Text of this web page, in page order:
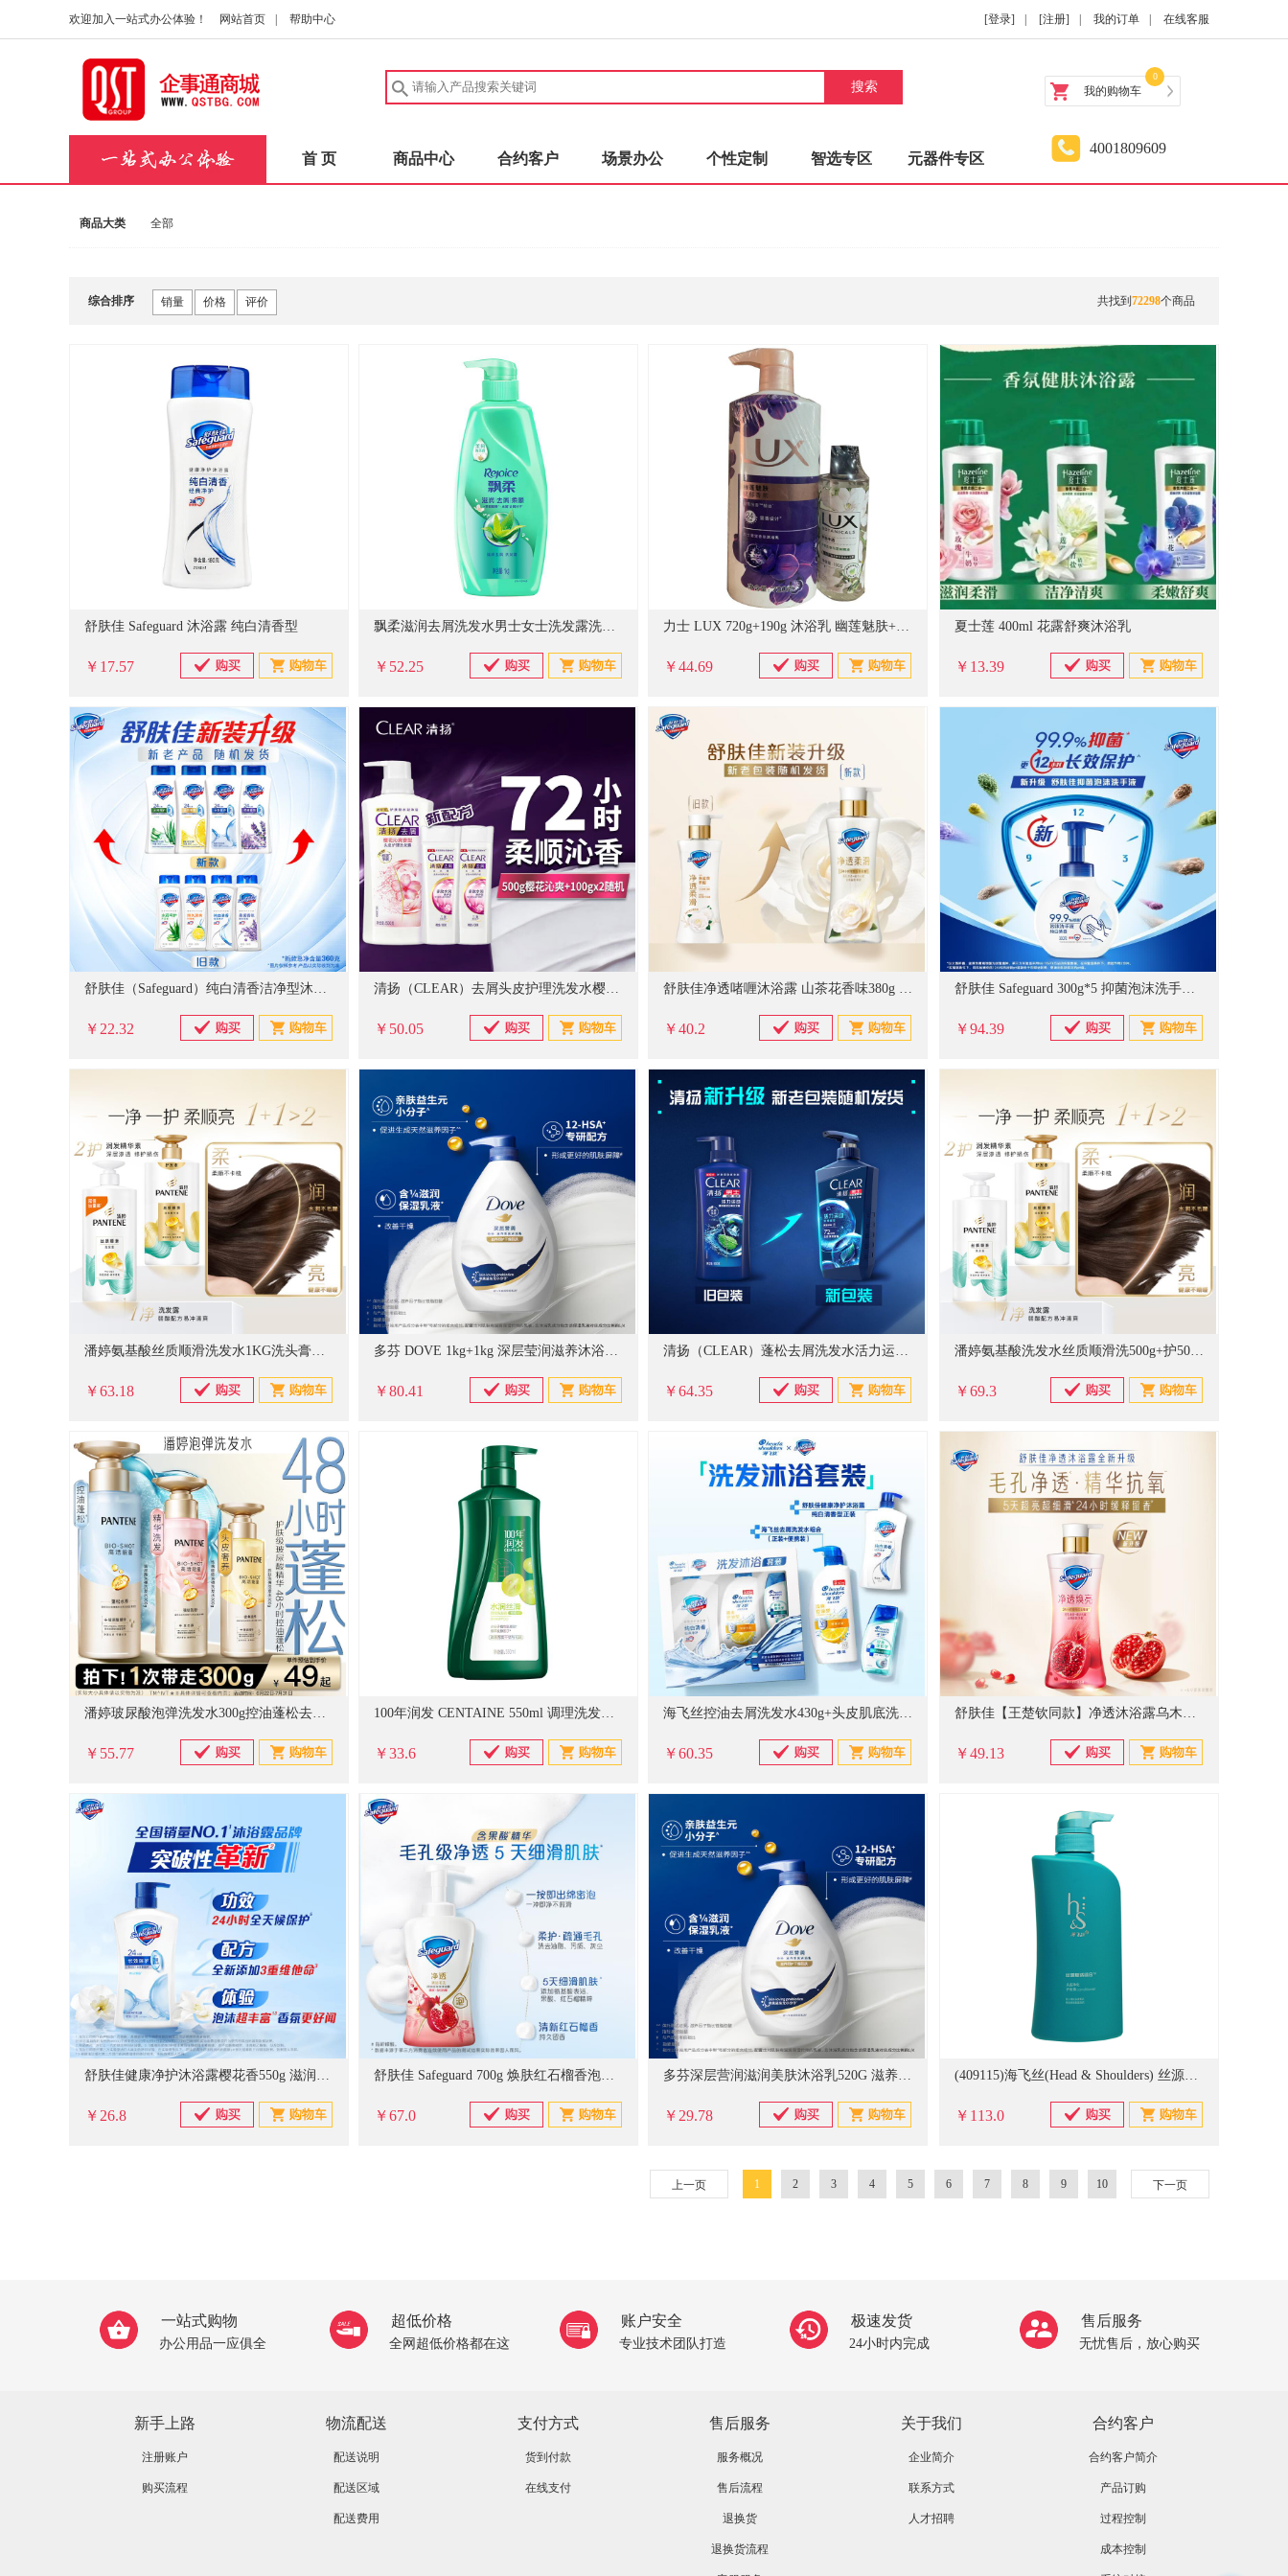
欢迎加入一站式办公体验！ 网站首页 帮助中心 [登录] [注册] 我的订单 在线客服
搜索 我的购物车
0
首 页 商品中心 合约客户 场景办公 个性定制 智选专区 元器件专区
4001809609
商品大类 全部
综合排序 销量 价格 评价 共找到 72298个商品
舒肤佳 Safeguard 沐浴露 纯白清香型
￥17.57
飘柔滋润去屑洗发水男士女士洗发露洗头膏液1KG柔顺香氛
￥52.25
力士 LUX 720g+190g 沐浴乳 幽莲魅肤+小苍兰
￥44.69
夏士莲 400ml 花露舒爽沐浴乳
￥13.39
舒肤佳（Safeguard）纯白清香洁净型沐浴露360ml 温和易冲洗
￥22.32
清扬（CLEAR）去屑头皮护理洗发水樱花沁爽香型500g+100g*2 蓬松留香洗头膏
￥50.05
舒肤佳净透啫喱沐浴露 山茶花香味380g 含果酸 持久留香
￥40.2
舒肤佳 Safeguard 300g*5 抑菌泡沫洗手液(纯白+芦荟+柠檬+樱花+红石榴)
￥94.39
潘婷氨基酸丝质顺滑洗发水1KG洗头膏洗发露 去油柔顺滋养留香
￥63.18
多芬 DOVE 1kg+1kg 深层莹润滋养沐浴露沐浴乳套装 深层+樱花
￥80.41
清扬（CLEAR）蓬松去屑洗发水活力运动薄荷型蓝瓶900g 哈兰德同款
￥64.35
潘婷氨基酸洗发水丝质顺滑洗500g+护500g+洗80g柔顺蓬松洗头膏
￥69.3
潘婷玻尿酸泡弹洗发水300g控油蓬松去油洗头膏洗发露深水泡弹
￥55.77
100年润发 CENTAINE 550ml 调理洗发露 水润丝滑 葡萄籽
￥33.6
海飞丝控油去屑洗发水430g+头皮肌底洗发水80g+纯白沐浴露550g
￥60.35
舒肤佳【王楚钦同款】净透沐浴露乌木玫瑰香570g持久留香
￥49.13
舒肤佳健康净护沐浴露樱花香550g 滋润保湿
￥26.8
舒肤佳 Safeguard 700g 焕肤红石榴香泡沫型沐浴露
￥67.0
多芬深层营润滋润美肤沐浴乳520G 滋养呵护干燥肌肤 持久留香润肤
￥29.78
(409115)海飞丝(Head & Shoulders) 丝源复活组合头皮净化 530ml 护发素(单位：支)
￥113.0
上一页 1 2 3 4 5 6 7 8 9 10 下一页
一站式购物
办公用品一应俱全
超低价格
全网超低价格都在这
账户安全
专业技术团队打造
极速发货
24小时内完成
售后服务
无忧售后，放心购买
新手上路
注册账户
购买流程
物流配送
配送说明
配送区域
配送费用
支付方式
货到付款
在线支付
售后服务
服务概况
售后流程
退换货
退换货流程
关于我们
企业简介
联系方式
人才招聘
合约客户
合约客户简介
产品订购
过程控制
成本控制